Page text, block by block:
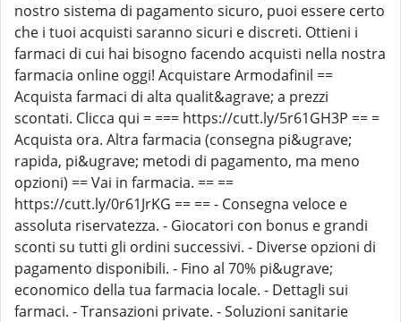
nostro sistema di pagamento sicuro, puoi essere certo
che i tuoi acquisti saranno sicuri e discreti. Ottieni i
farmaci di cui hai bisogno facendo acquisti nella nostra
farmacia online oggi! Acquistare Armodafinil ==
Acquista farmaci di alta qualit&agrave; a prezzi
scontati. Clicca qui = === https://cutt.ly/5r61GH3P == =
Acquista ora. Altra farmacia (consegna pi&ugrave;
rapida, pi&ugrave; metodi di pagamento, ma meno
opzioni) == Vai in farmacia. == ==
https://cutt.ly/0r61JrKG == == - Consegna veloce e
assoluta riservatezza. - Giocatori con bonus e grandi
sconti su tutti gli ordini successivi. - Diverse opzioni di
pagamento disponibili. - Fino al 70% pi&ugrave;
economico della tua farmacia locale. - Dettagli sui
farmaci. - Transazioni private. - Soluzioni sanitarie